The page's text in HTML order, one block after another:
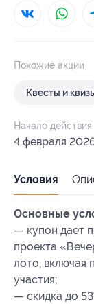
Похожие акции
Квесты и
Начало действия
4 февраля
Условия
Основные
— купон дает
проекта
лото, включая
участия;
— скидка до